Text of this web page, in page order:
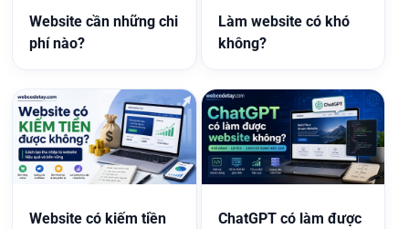
Website cần những chi
phí nào?
Làm website có khó
không?
Website có kiếm tiền
ChatGPT có làm được